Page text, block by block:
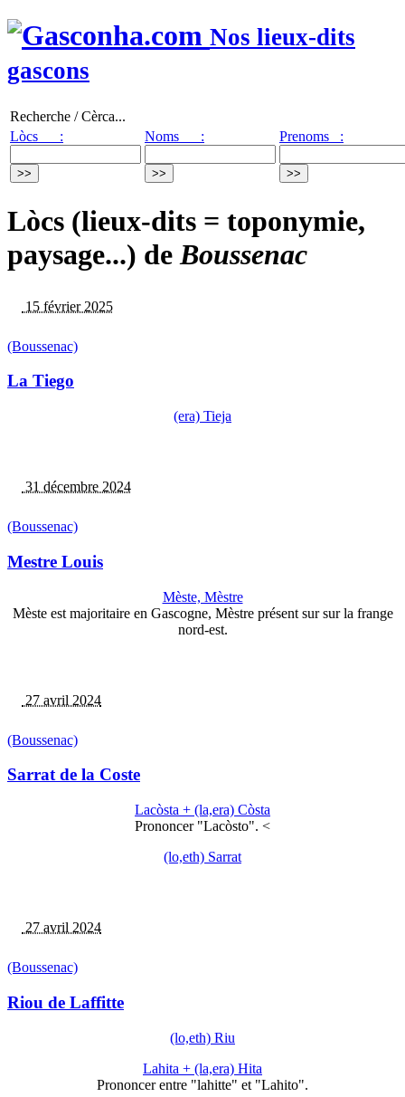
Nos lieux-dits
gascons
Recherche / Cèrca...
Lòcs :
Noms : Prenoms :
Lòcs (lieux-dits = toponymie,
paysage...) deBoussenac
15 février 2025
(Boussenac)
La Tiego
(era) Tieja
31 décembre 2024
(Boussenac)
Mestre Louis
Mèste, Mèstre
Mèste est majoritaire en Gascogne, Mèstre présent sur sur la frange
nord-est.
27 avril 2024
(Boussenac)
Sarrat de la Coste
Lacòsta + (la,era) Còsta
Prononcer "Lacòsto". <
(lo,eth) Sarrat
27 avril 2024
(Boussenac)
Riou de Laffitte
(lo,eth) Riu
Lahita + (la,era) Hita
Prononcer entre "lahitte" et "Lahito".